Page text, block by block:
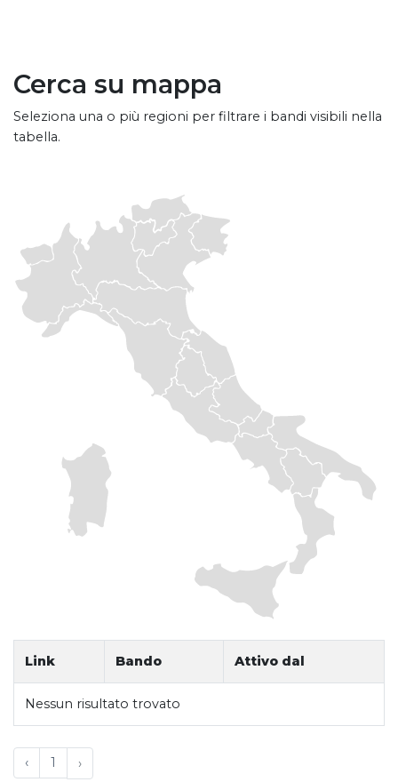
Cerca su mappa
Seleziona una o più regioni per filtrare i bandi visibili nella
tabella.
Link Bando Attivo dal
Nessun risultato trovato
‹ 1 ›